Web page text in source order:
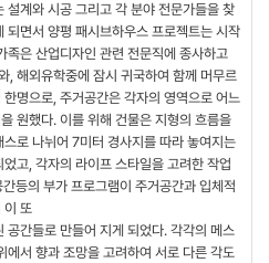
설계와 시공 그리고 각 분야 전문가들을 찾
되면서 양평 패시브하우스 프로젝트는 시작
족은 산업디자인 관련 전문직에 종사하고
, 해외유학중에 잠시 귀국하여 함께 머무르
명으로, 주거공간은 각자의 영역으로 어느
원했다. 이를 위해 건물은 지형의 흐름을
스로 나뉘어 7미터 경사지를 따라 놓여지는
고, 각자의 라이프 스타일을 고려한 작업
등의 부가 프로그램이 주거공간과 입체적
이 또
공간들로 만들어 지게 되었다. 각각의 메스
에서 향과 조망을 고려하여 서로 다른 각도